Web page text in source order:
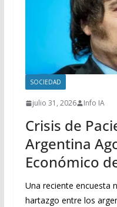
SOCIEDAD
julio 31, 2026 Info IA
Crisis de
Argentina
Económico
Una reciente encuesta
hartazgo entre los